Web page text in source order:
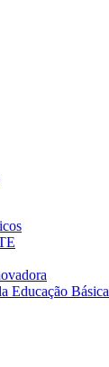
Educação Básica